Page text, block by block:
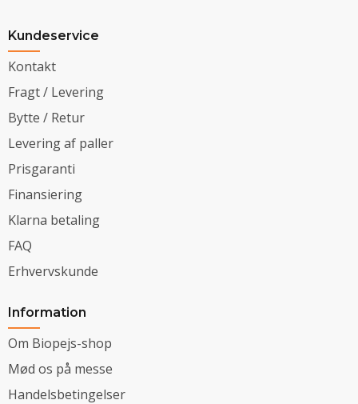
Kundeservice
Kontakt
Fragt / Levering
Bytte / Retur
Levering af paller
Prisgaranti
Finansiering
Klarna betaling
FAQ
Erhvervskunde
Information
Om Biopejs-shop
Mød os på messe
Handelsbetingelser